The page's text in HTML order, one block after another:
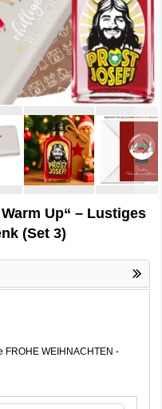
Up“ – Lustiges
(Set 3)
FROHE WEIHNACHTEN -